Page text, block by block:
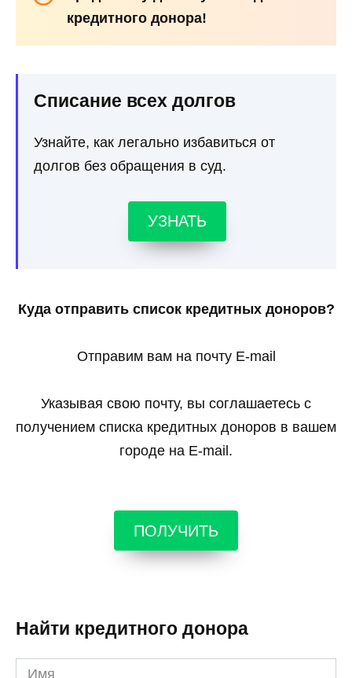
кредитного донора!
Списание всех долгов
Узнайте, как легально избавиться от
долгов без обращения в суд.
УЗНАТЬ
Куда отправить список кредитных доноров?
Отправим вам на почту E-mail
Указывая свою почту, вы соглашаетесь с
получением списка кредитных доноров в вашем
городе на E-mail.
ПОЛУЧИТЬ
Найти кредитного донора
Имя